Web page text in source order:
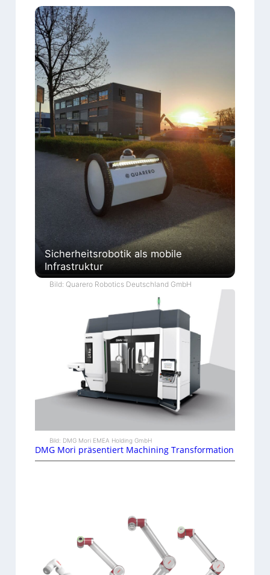
Sicherheitsrobotik als mobile
Infrastruktur
Bild: Quarero Robotics Deutschland GmbH
Bild: DMG Mori EMEA Holding GmbH
DMG Mori präsentiert Machining Transformation